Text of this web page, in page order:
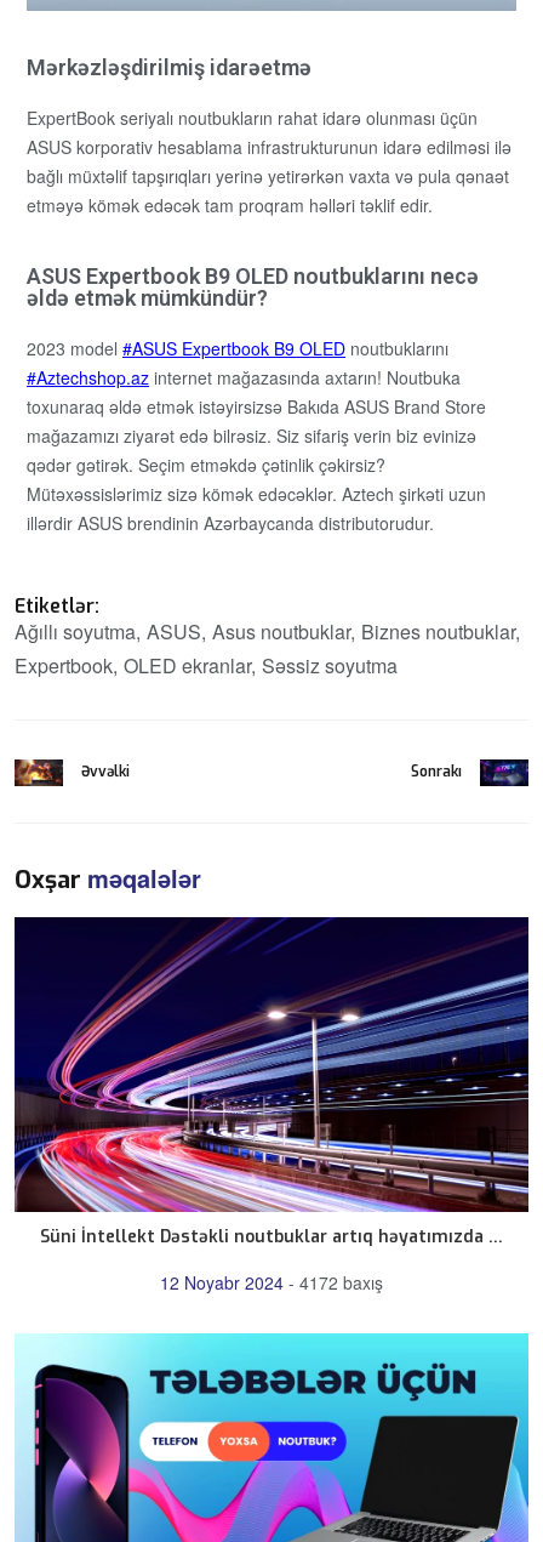
Mərkəzləşdirilmiş idarəetmə
ExpertBook seriyalı noutbukların rahat idarə olunması üçün
ASUS korporativ hesablama infrastrukturunun idarə edilməsi ilə
bağlı müxtəlif tapşırıqları yerinə yetirərkən vaxta və pula qənaət
etməyə kömək edəcək tam proqram həlləri təklif edir.
ASUS Expertbook B9 OLED noutbuklarını necə
əldə etmək mümkündür?
2023 model ASUS Expertbook B9 OLED noutbuklarını
Aztechshop.az internet mağazasında axtarın! Noutbuka
toxunaraq əldə etmək istəyirsizsə Bakıda ASUS Brand Store
mağazamızı ziyarət edə bilrəsiz. Siz sifariş verin biz evinizə
qədər gətirək. Seçim etməkdə çətinlik çəkirsiz?
Mütəxəssislərimiz sizə kömək edəcəklər. Aztech şirkəti uzun
illərdir ASUS brendinin Azərbaycanda distributorudur.
Etiketlər:
Ağıllı soyutma ASUS Asus noutbuklar Biznes noutbuklar
Expertbook OLED ekranlar Səssiz soyutma
Əvvəlki Sonrakı
Oxşar məqalələr
Süni İntellekt Dəstəkli noutbuklar artıq həyatımızda ...
12 Noyabr 2024 - 4172 baxış